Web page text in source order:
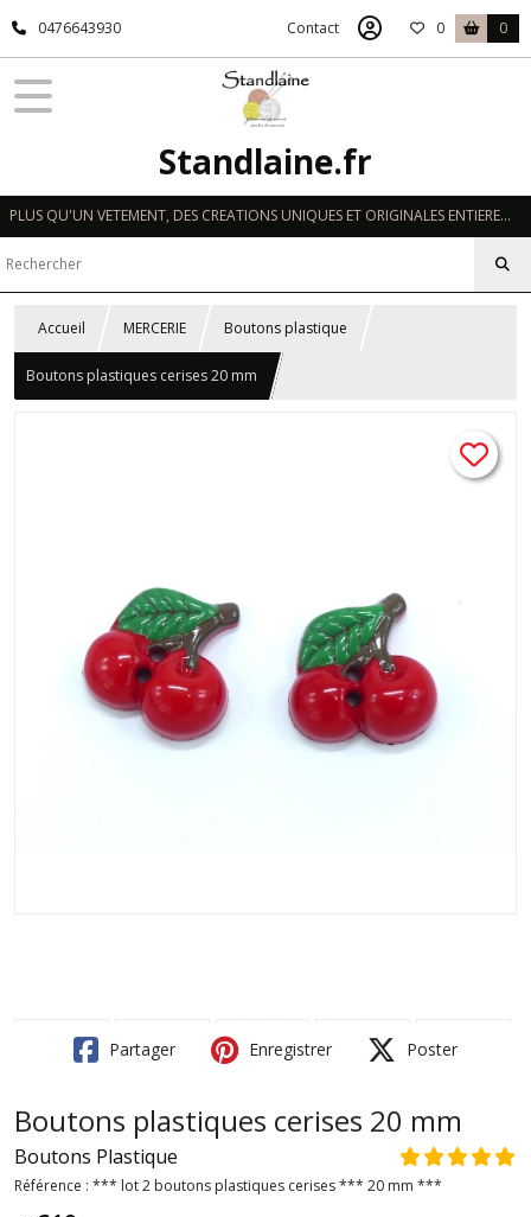
0476643930 Contact 0 0
Standlaine.fr
PLUS QU'UN VETEMENT, DES CREATIONS UNIQUES ET ORIGINALES ENTIEREMENT REALISEES A LA MAIN EN FRANCE
Accueil MERCERIE Boutons plastique
Boutons plastiques cerises 20 mm
Partager Enregistrer Poster
Boutons plastiques cerises 20 mm
Boutons Plastique
Référence : *** lot 2 boutons plastiques cerises *** 20 mm ***